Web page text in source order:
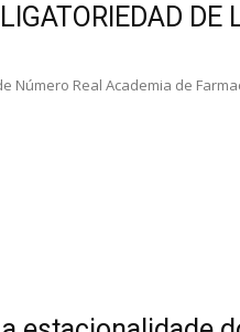
DE
Número Real Academia de